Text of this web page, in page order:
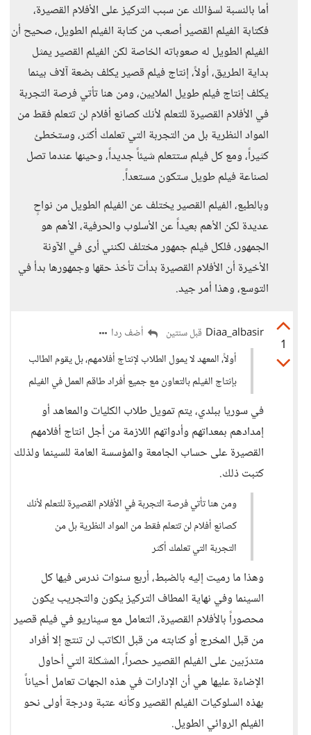
أما بالنسبة لسؤالك عن سبب التركيز على الأفلام القصيرة،
فكتابة الفيلم القصير أصعب من كتابة الفيلم الطويل، صحيح أن
الفيلم الطويل له صعوباته الخاصة لكن الفيلم القصير يمثل
بداية الطريق، أولاً، إنتاج فيلم قصير يكلف بضعة آلاف بينما
يكلف إنتاج فيلم طويل الملايين، ومن هنا تأتي فرصة التجربة
في الأفلام القصيرة للتعلم لأنك كصانع أفلام لن تتعلم فقط من
المواد النظرية بل من التجربة التي تعلمك أكثر، وستخطئ
كثيراً، ومع كل فيلم ستتعلم شيئاً جديداً، وحينها عندما تصل
لصناعة فيلم طويل ستكون مستعداً.
وبالطبع، الفيلم القصير يختلف عن الفيلم الطويل من نواحٍ
عديدة لكن الأهم بعيداً عن الأسلوب والحرفية، الأهم هو
الجمهور، فلكل فيلم جمهور مختلف لكنني أرى في الآونة
الأخيرة أن الأفلام القصيرة بدأت تأخذ حقها وجمهورها بدأ في
التوسع، وهذا أمر جيد.
1
Diaa_albasir قبل سنتين
أضف ردا
أولاً، المعهد لا يمول الطلاب لإنتاج أفلامهم، بل يقوم الطالب
بإنتاج الفيلم بالتعاون مع جميع أفراد طاقم العمل في الفيلم
في سوريا ببلدي، يتم تمويل طلاب الكليات والمعاهد أو
إمدادهم بمعداتهم وأدواتهم اللازمة من أجل انتاج أفلامهم
القصيرة على حساب الجامعة والمؤسسة العامة للسينما ولذلك
كتبت ذلك.
ومن هنا تأتي فرصة التجربة في الأفلام القصيرة للتعلم لأنك
كصانع أفلام لن تتعلم فقط من المواد النظرية بل من
التجربة التي تعلمك أكثر
وهذا ما رميت إليه بالضبط، أربع سنوات ندرس فيها كل
السينما وفي نهاية المطاف التركيز يكون والتجريب يكون
محصوراً بالأفلام القصيرة، التعامل مع سيناريو في فيلم قصير
من قبل المخرج أو كتابته من قبل الكاتب لن تنتج إلا أفراد
متدرّبين على الفيلم القصير حصراً، المشكلة التي أحاول
الإضاءة عليها هي أن الإدارات في هذه الجهات تعامل أحياناً
بهذه السلوكيات الفيلم القصير وكأنه عتبة ودرجة أولى نحو
الفيلم الروائي الطويل.